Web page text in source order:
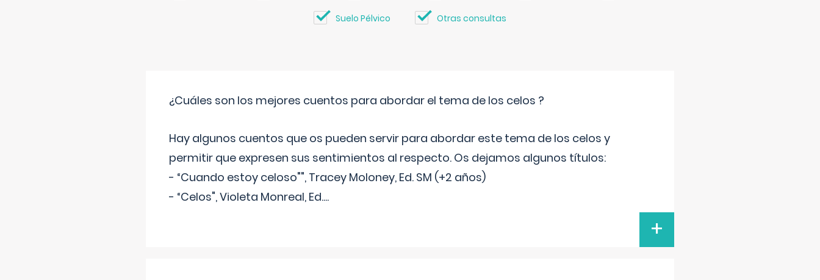
Suelo Pélvico Otras consultas
¿Cuáles son los mejores cuentos para abordar el tema de los celos ?
Hay algunos cuentos que os pueden servir para abordar este tema de los celos y
permitir que expresen sus sentimientos al respecto. Os dejamos algunos títulos:
- “Cuando estoy celoso"", Tracey Moloney, Ed. SM (+2 años)
- “Celos", Violeta Monreal, Ed....
+